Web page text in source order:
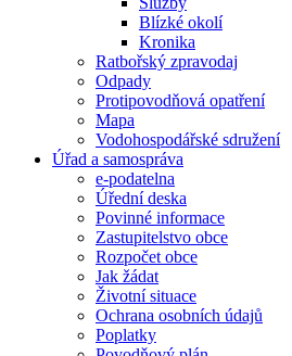
Blízké okolí
Kronika
Ratbořský zpravodaj
Odpady
Protipovodňová opatření
Mapa
Vodohospodářské sdružení
Úřad a samospráva
e-podatelna
Úřední deska
Povinné informace
Zastupitelstvo obce
Rozpočet obce
Jak žádat
Životní situace
Ochrana osobních údajů
Poplatky